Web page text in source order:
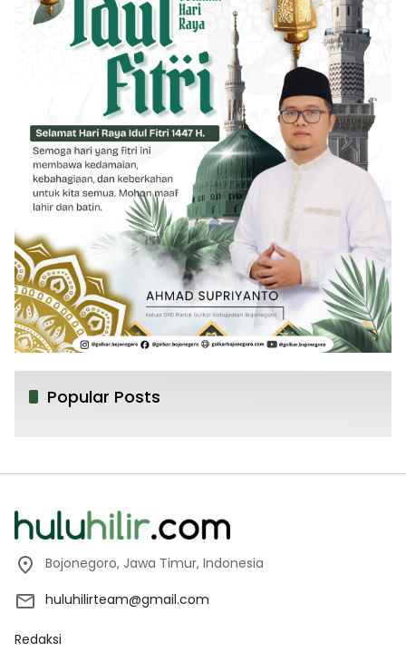
Popular Posts
Bojonegoro, Jawa Timur, Indonesia
huluhilirteam@gmail.com
Redaksi